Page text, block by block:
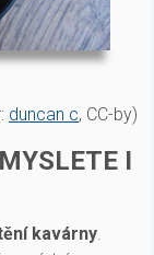
duncan c, CC-by)
I
kavárny.